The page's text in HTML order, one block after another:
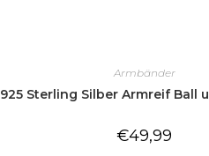
Armbänder
925 Sterling Silber Armreif Ball
€49,99